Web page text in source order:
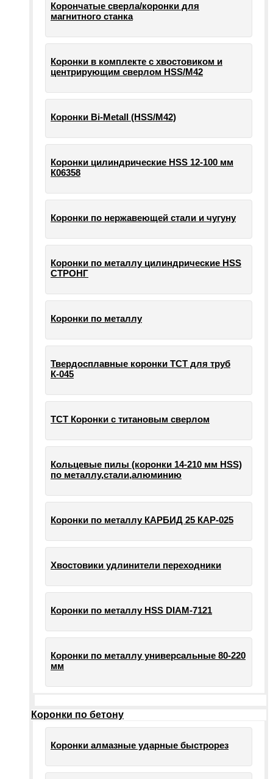
Корончатые сверла/коронки для
магнитного станка
Коронки в комплекте с хвостовиком и
центрирующим сверлом HSS/М42
Коронки Bi-Metall (HSS/М42)
Коронки цилиндрические HSS 12-100 мм
К06358
Коронки по нержавеющей стали и чугуну
Коронки по металлу цилиндрические HSS
СТРОНГ
Коронки по металлу
Твердосплавные коронки ТСТ для труб
К-045
ТСТ Коронки с титановым сверлом
Кольцевые пилы (коронки 14-210 мм HSS)
по металлу,стали,алюминию
Коронки по металлу КАРБИД 25 КАР-025
Хвостовики удлинители переходники
Коронки по металлу HSS DIAM-7121
Коронки по металлу универсальные 80-220
мм
Коронки по бетону
Коронки алмазные ударные быстрорез